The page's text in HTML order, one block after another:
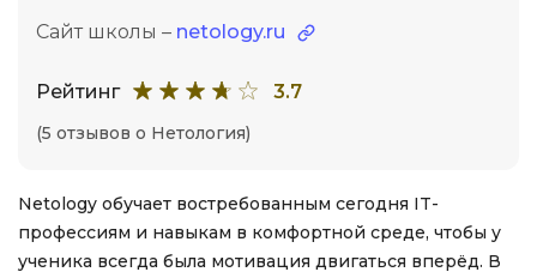
Сайт школы – netology.ru
Рейтинг 3.7
(5 отзывов о Нетология)
Netology обучает востребованным сегодня IT-
профессиям и навыкам в комфортной среде, чтобы у
ученика всегда была мотивация двигаться вперёд. В